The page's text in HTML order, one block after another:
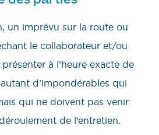
un imprévu sur la route ou
le collaborateur et/ou
à l’heure exacte de
d’impondérables qui
qui ne doivent pas venir
de l’entretien.